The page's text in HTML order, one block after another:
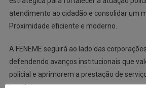
atendimento ao cidadão e consolidar um
Proximidade eficiente e moderno.
A FENEME seguirá ao lado das
defendendo avanços institucionais que
policial e aprimorem a prestação de